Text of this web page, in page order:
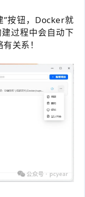
”按钮，Docker就
过程中会自动下
关系！